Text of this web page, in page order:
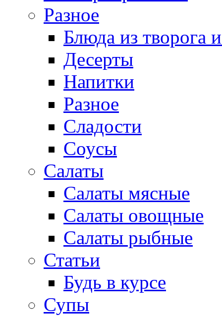
Разное
Блюда из творога
Десерты
Напитки
Разное
Сладости
Соусы
Салаты
Салаты мясные
Салаты овощные
Салаты рыбные
Статьи
Будь в курсе
Супы